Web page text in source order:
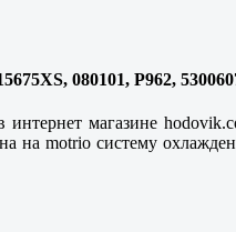
080101, P962,
магазине
на motrio систему